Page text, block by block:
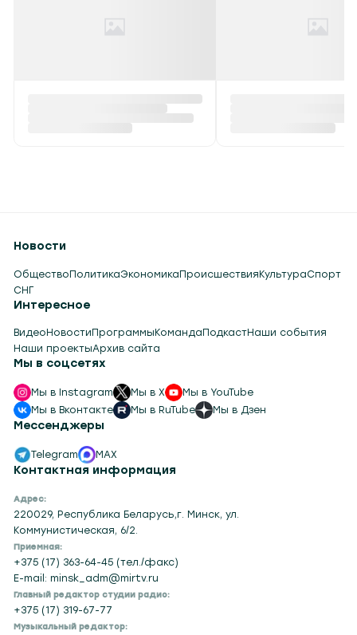
Контактная информация
Адрес:
220029, Республика Беларусь,г. Минск, ул.
Коммунистическая, 6/2.
Приемная:
+375 (17) 363-64-45 (тел./факс)
E-mail: minsk_adm@mirtv.ru
Главный редактор студии радио:
+375 (17) 319-67-77
Музыкальный редактор:
Новости
ОбществоПолитикаЭкономикаПроисшествияКультураСпорт
СНГ
Интересное
ВидеоНовостиПрограммыКомандаПодкастНаши события
Наши проектыАрхив сайта
Мы в соцсетях
Мы в Instagram Мы в X
Мы в YouTube
Мы в Вконтакте
Мы в RuTube Мы в Дзен
Мессенджеры
Telegram MAX